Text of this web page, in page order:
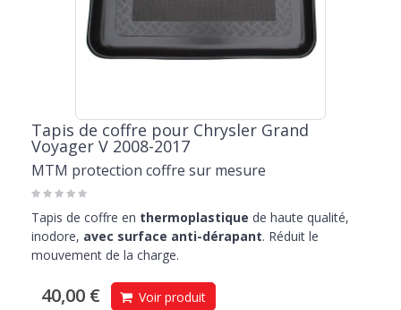
Tapis de coffre pour Chrysler Grand
Voyager V 2008-2017
MTM protection coffre sur mesure
Tapis de coffre en thermoplastique de haute qualité,
inodore, avec surface anti-dérapant. Réduit le
mouvement de la charge.
40,00 € Voir produit